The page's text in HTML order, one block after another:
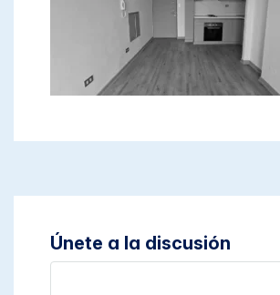
Únete a la discusión